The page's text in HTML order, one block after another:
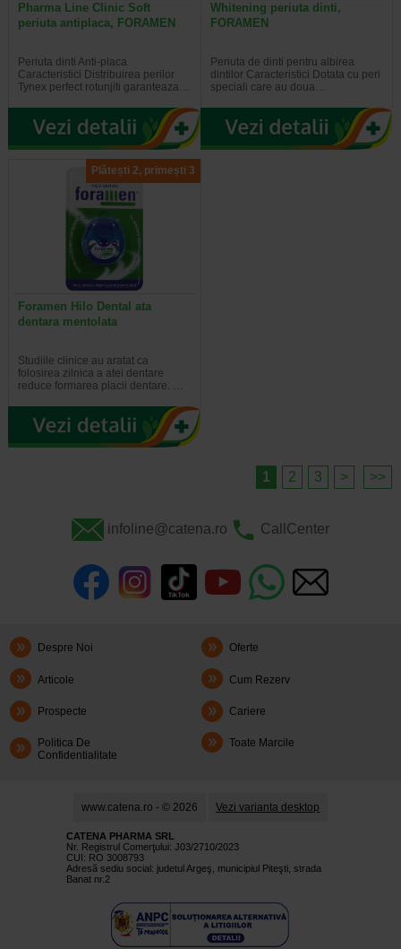
Pharma Line Clinic Soft
periuta antiplaca, FORAMEN
Periuta dinti Anti-placa
Caracteristici Distribuirea perilor
Tynex perfect rotunjiti garanteaza…
Whitening periuta dinti,
FORAMEN
Periuta de dinti pentru albirea
dintilor Caracteristici Dotata cu peri
speciali care au doua…
Plătești 2, primești 3
Foramen Hilo Dental ata
dentara mentolata
Studiile clinice au aratat ca
folosirea zilnica a atei dentare
reduce formarea placii dentare. …
1 2 3 > >>
infoline@catena.ro CallCenter
Despre Noi Oferte
Articole Cum Rezerv
Prospecte Cariere
Politica De
Confidentialitate
Toate Marcile
www.catena.ro - © 2026 Vezi varianta desktop
CATENA PHARMA SRL
Nr. Registrul Comerţului: J03/2710/2023
CUI: RO 3008793
Adresă sediu social: judetul Argeş, municipiul Piteşti, strada
Banat nr.2